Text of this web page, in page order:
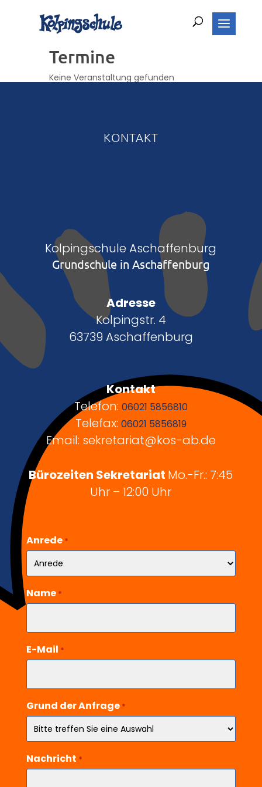
Termine
Keine Veranstaltung gefunden
KONTAKT
Kolpingschule Aschaffenburg
Grundschule in Aschaffenburg
Adresse
Kolpingstr. 4
63739 Aschaffenburg
Kontakt
Telefon: 06021 5856810
Telefax: 06021 5856819
Email: sekretariat@kos-ab.de
Bürozeiten Sekretariat Mo.-Fr.: 7:45
Uhr – 12:00 Uhr
Anrede *
Name *
E-Mail *
Grund der Anfrage *
Nachricht *